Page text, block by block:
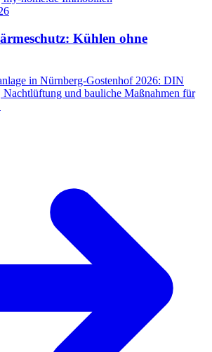
Kühlen ohne
in Nürnberg-Gostenhof 2026: DIN
Nachtlüftung und bauliche Maßnahmen für